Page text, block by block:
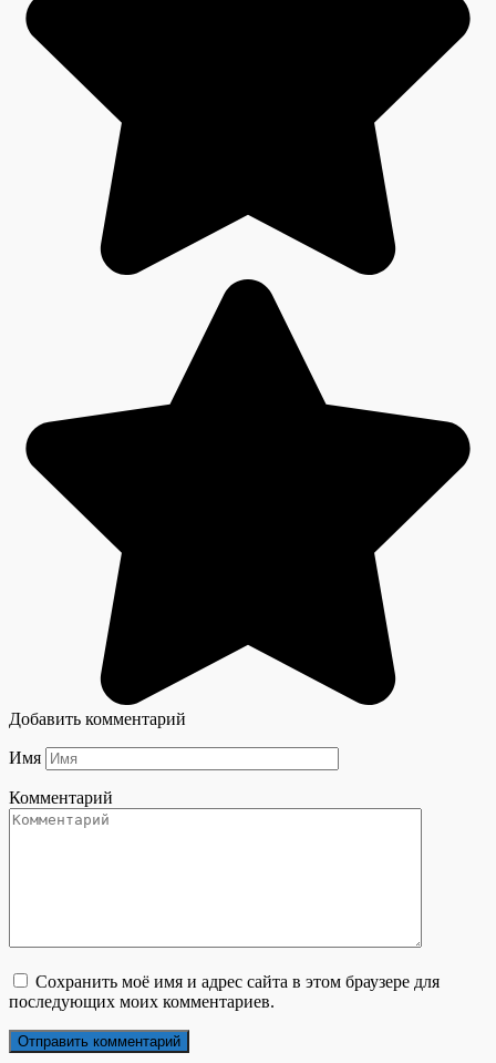
Добавить комментарий
Имя
Комментарий
Сохранить моё имя и адрес сайта в этом браузере для
последующих моих комментариев.